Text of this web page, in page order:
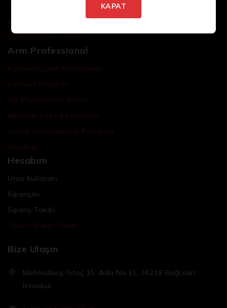
Cırcır Kolları
Batarya ve Adaptörler
Lokma ve Bits Setleri
Arm Professional
Kullanıcı/Üyelik Sözleşmesi
Kullanım Koşulları
Ön Bilgilendirme Formu
Mesafeli Satış Sözleşmesi
Gizlilik Sözleşmesi & Politikası
Hesabım
Hesabım
Ürün Kullanımı
Siparişler
Sipariş Takibi
Tamir / Bakım Takibi
Bize Ulaşın
Mahmutbey, İstoç 15. Ada No:31, 34218 Bağcılar/
İstanbul
KAPAT